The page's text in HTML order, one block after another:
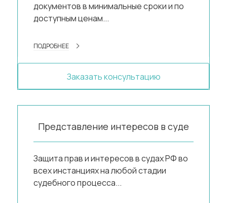
документов в минимальные сроки и по
доступным ценам...
ПОДРОБНЕЕ
Заказать консультацию
Представление интересов в суде
Защита прав и интересов в судах РФ во
всех инстанциях на любой стадии
судебного процесса...